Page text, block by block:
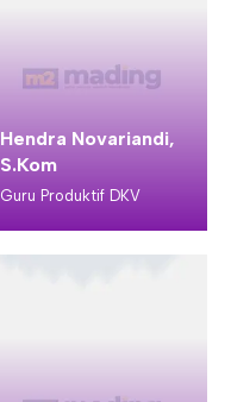
Hendra Novariandi,
S.Kom
Guru Produktif DKV